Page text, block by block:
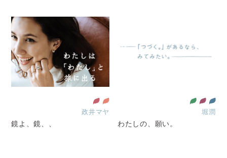
政井マヤ
鏡よ、鏡、、
堀潤
わたしの、願い。